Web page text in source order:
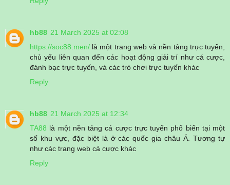
hb88 21 March 2025 at 02:08
https://soc88.men/ là một trang web và nền tảng trực tuyến,
chủ yếu liên quan đến các hoạt động giải trí như cá cược,
đánh bạc trực tuyến, và các trò chơi trực tuyến khác
Reply
hb88 21 March 2025 at 12:34
TA88 là một nền tảng cá cược trực tuyến phổ biến tại một
số khu vực, đặc biệt là ở các quốc gia châu Á. Tương tự
như các trang web cá cược khác
Reply